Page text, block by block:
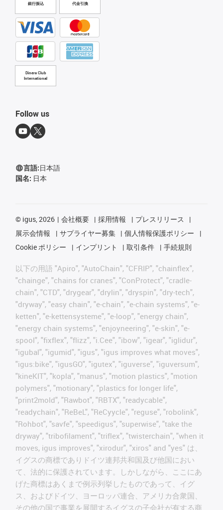
銀行振込 代金引換
Diners Club
International
Follow us
言語:日本語
国名: 日本
© igus, 2026 会社概要 採用情報
プレスリリース
展示会情報
サプライヤー募集
個人情報保護ポリシー
Cookie ポリシー
インプリント 取引条件 手続規則
以下の用語 "Apiro", "AutoChain", "CFRIP", "chainflex",
"chainge", "chains for cranes", "ConProtect", "cradle-
chain", "CTD", "drygear", "drylin", "dryspin", "dry-tech",
"dryway", "easy chain", "e-chain", "e-chain systems", "e-
ketten", "e-kettensysteme", "e-loop", "energy chain",
"energy chain systems", "enjoyneering", "e-skin", "e-
spool", "fixflex", "flizz", "i.Cee", "ibow", "igear", "iglidur",
"igubal", "igumid", "igus", "igus improves what moves",
"igus:bike", "igusGO", "igutex", "iguverse", "iguversum",
"kineKIT", "kopla", "manus", "motion plastics", "motion
polymers", "motionary", "plastics for longer life",
"print2mold", "Rawbot", "RBTX", "readycable",
"readychain", "ReBeL", "ReCyycle", "reguse", "robolink",
"Rohbot", "savfe", "speedigus", "superwise", "take the
dryway", "tribofilament", "triflex", "twisterchain", "when it
moves, igus improves", "xirodur", "xiros" and "yes" は、
イグスの商標でありドイツ連邦共和国及び他国におい
て、法的に保護されています。しかしながら、ここにあ
げた商標はあくまで例示列挙したものであって、イグ
ス、およびドイツ、ヨーロッパ連合、アメリカ合衆国、
その他の国で事業を展開するイグスの子会社が有する商